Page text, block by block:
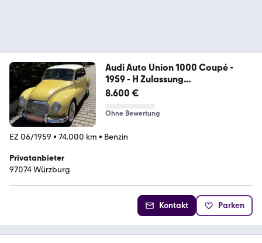
Audi Auto Union 1000 Coupé -
1959 - H Zulassung...
8.600 €
Ohne Bewertung
EZ 06/1959 • 74.000 km • Benzin
Privatanbieter
97074 Würzburg
Kontakt Parken